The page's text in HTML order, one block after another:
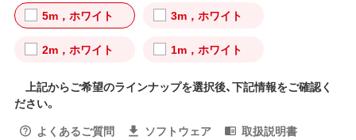
5m，ホワイト 3m，ホワイト
2m，ホワイト 1m，ホワイト
上記からご希望のラインナップを選択後、下記情報をご確認く
ださい。
よくあるご質問
ソフトウェア
取扱説明書